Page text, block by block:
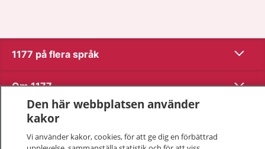
1177 på flera språk Visa
Om 1177 Visa
Kontakt
Den här webbplatsen använder
kakor
Vi använder kakor, cookies, för att ge dig en förbättrad